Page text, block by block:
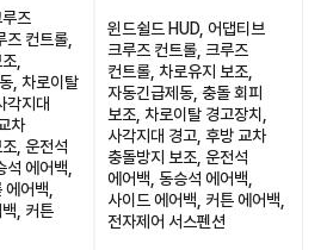
즈
즈 컨트롤,
,
, 차로이탈
각지대
차
, 운전석
에어백,
어백,
, 커튼
윈드쉴드 HUD, 어댑티브
크루즈 컨트롤, 크루즈
컨트롤, 차로유지 보조,
자동긴급제동, 충돌 회피
보조, 차로이탈 경고장치,
사각지대 경고, 후방 교차
충돌방지 보조, 운전석
에어백, 동승석 에어백,
사이드 에어백, 커튼 에어백,
전자제어 서스펜션